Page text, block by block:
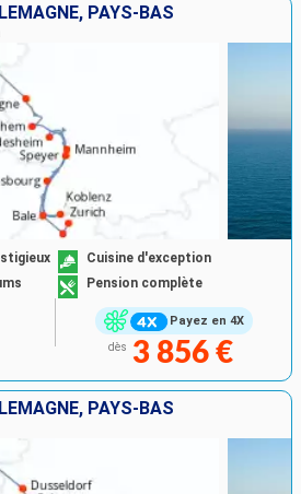
PAYS-BAS
Payez en 4X
Cuisine d'exception
Pension complète
dès 3 856 €
PAYS-BAS